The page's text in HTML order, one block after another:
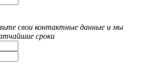
свои контактные данные и мы
сроки